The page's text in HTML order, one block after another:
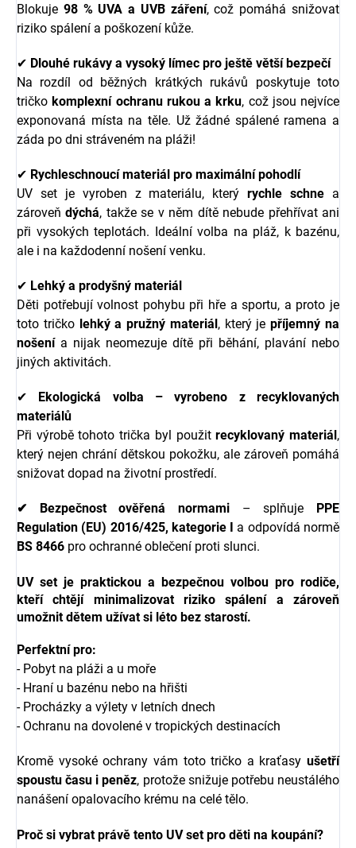
Blokuje 98 % UVA a UVB záření, což pomáhá snižovat
riziko spálení a poškození kůže.
✔ Dlouhé rukávy a vysoký límec pro ještě větší bezpečí
Na rozdíl od běžných krátkých rukávů poskytuje toto
tričkokomplexní ochranu rukou a krku, což jsou nejvíce
exponovaná místa na těle. Už žádné spálené ramena a
záda po dni stráveném na pláži!
✔ Rychleschnoucí materiál pro maximální pohodlí
UV set je vyroben z materiálu, kterýrychle schne a
zároveňdýchá, takže se v něm dítě nebude přehřívat ani
při vysokých teplotách. Ideální volba na pláž, k bazénu,
ale i na každodenní nošení venku.
✔ Lehký a prodyšný materiál
Děti potřebují volnost pohybu při hře a sportu, a proto je
toto tričko lehký a pružný materiál, který jepříjemný na
nošenía nijak neomezuje dítě při běhání, plavání nebo
jiných aktivitách.
✔ Ekologická volba – vyrobeno z recyklovaných
materiálů
Při výrobě tohoto trička byl použitrecyklovaný materiál,
který nejen chrání dětskou pokožku, ale zároveň pomáhá
snižovat dopad na životní prostředí.
✔ Bezpečnost ověřená normami – splňuje PPE
Regulation (EU) 2016/425, kategorie I a odpovídá normě
BS 8466 pro ochranné oblečení proti slunci.
UV set je praktickou a bezpečnou volbou pro rodiče,
kteří chtějí minimalizovat riziko spálení a zároveň
umožnit dětem užívat si léto bez starostí.
Perfektní pro:
- Pobyt na pláži a u moře
- Hraní u bazénu nebo na hřišti
- Procházky a výlety v letních dnech
- Ochranu na dovolené v tropických destinacích
Kromě vysoké ochrany vám toto tričko a kraťasy ušetří
spoustu času i peněz, protože snižuje potřebu neustálého
nanášení opalovacího krému na celé tělo.
Proč si vybrat právě tento UV set pro děti na koupání?